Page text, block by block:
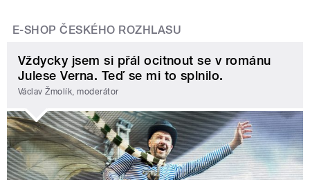
E-SHOP ČESKÉHO ROZHLASU
Vždycky jsem si přál ocitnout se v románu
Julese Verna. Teď se mi to splnilo.
Václav Žmolík, moderátor